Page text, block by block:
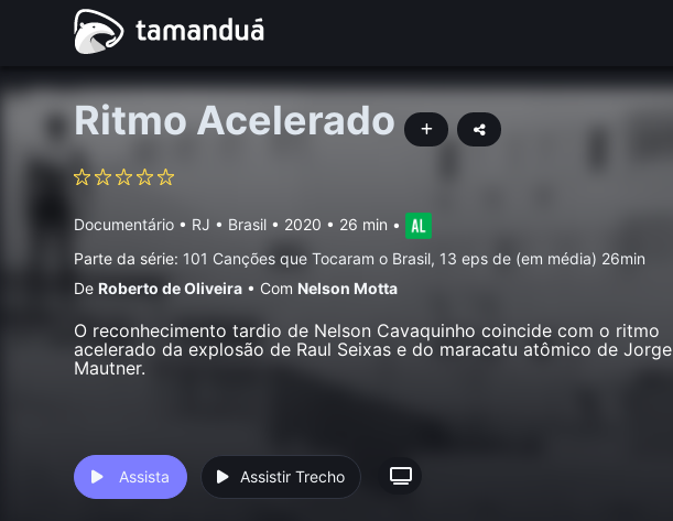
Ritmo Acelerado
Documentário • RJ • Brasil • 2020 • 26 min •
Parte da série: 101 Canções que Tocaram o Brasil, 13 eps de (em média) 26min
DeRoberto de Oliveira • Com Nelson Motta
O reconhecimento tardio de Nelson Cavaquinho coincide com o ritmo
acelerado da explosão de Raul Seixas e do maracatu atômico de Jorge
Mautner.
Assista Assistir Trecho